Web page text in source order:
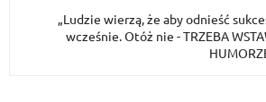
„Ludzie wierzą, że aby odnieść
wcześnie. Otóż nie - TRZEBA